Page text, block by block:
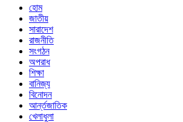
হোম
জাতীয়
সারাদেশ
রাজনীতি
সংগঠন
অপরাধ
শিক্ষা
বানিজ্য
বিনোদন
আর্ন্তজাতিক
খেলাধুলা